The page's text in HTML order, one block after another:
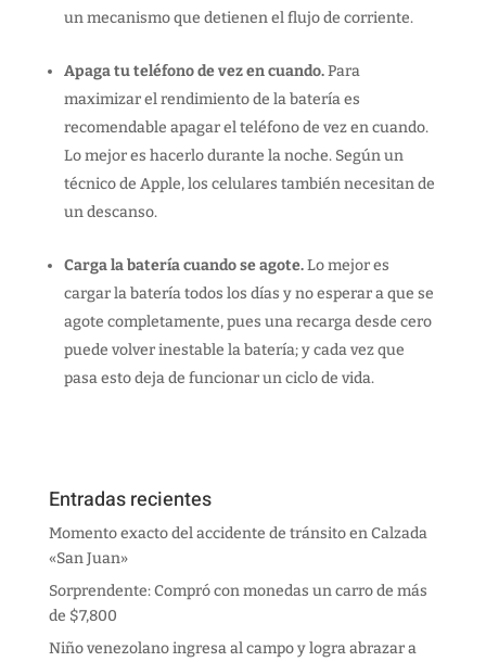
un mecanismo que detienen el flujo de corriente.
Apaga tu teléfono de vez en cuando.Para
maximizar el rendimiento de la batería es
recomendable apagar el teléfono de vez en cuando.
Lo mejor es hacerlo durante la noche. Según un
técnico de Apple, los celulares también necesitan de
un descanso.
Carga la batería cuando se agote.Lo mejor es
cargar la batería todos los días y no esperar a que se
agote completamente, pues una recarga desde cero
puede volver inestable la batería; y cada vez que
pasa esto deja de funcionar un ciclo de vida.
Entradas recientes
Momento exacto del accidente de tránsito en Calzada
«San Juan»
Sorprendente: Compró con monedas un carro de más
de $7,800
Niño venezolano ingresa al campo y logra abrazar a